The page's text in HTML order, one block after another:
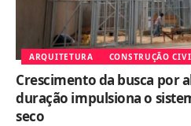
ARQUITETURA CONSTRUÇÃO
Crescimento da busca por
duração impulsiona o
seco